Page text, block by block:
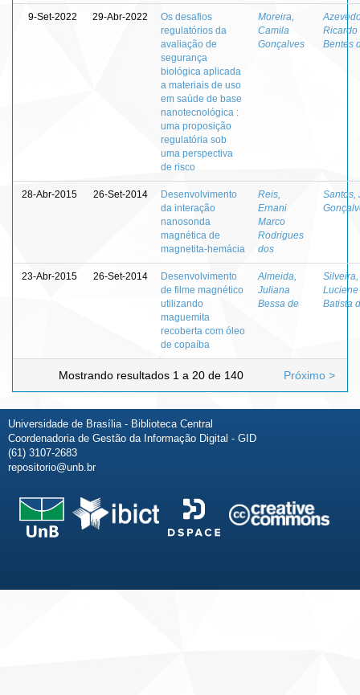
9-Set-2022 29-Abr-2022
Os desafios
regulatórios da
avaliação de
segurança
biológica aplicada
a materiais de uso
em saúde de base
nanotecnológica :
uma proposição
regulatória sob
uma perspectiva
de risco
Moreira,
Camila
Gonçalves
Ricardo
Bentes
28-Abr-2015 26-Set-2014
Desenvolvimento
da interação
nanosonda
magnética de
magnetita-hemácia
Reis,
Ernani
Marco
Rodrigues
dos
Santos,
23-Abr-2015 26-Set-2014
Desenvolvimento
de filme magnético
utilizando
maguemita
recoberta com óleo
de copaíba
Almeida,
Juliana
Bessa de
Silveira,
Luciene
Batista
Mostrando resultados 1 a 20 de 140 Próximo >
Universidade de Brasília - Biblioteca Central
Coordenadoria de Gestão da Informação Digital - GID
(61) 3107-2683
repositorio@unb.br